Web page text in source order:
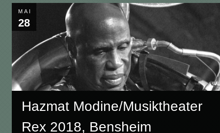
MAI
28
Hazmat Modine/Musiktheater
Rex 2018, Bensheim